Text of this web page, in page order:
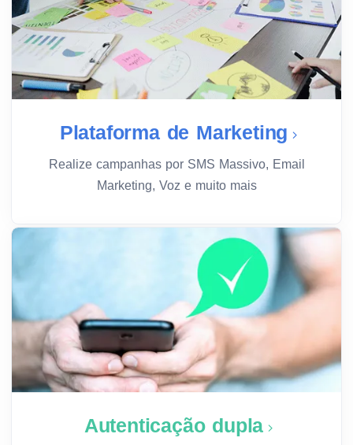
Plataforma de Marketing
Realize campanhas por SMS Massivo, Email
Marketing, Voz e muito mais
Autenticação dupla